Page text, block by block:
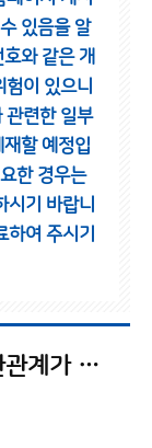
있음을 알
와 같은 개
이 있으니
관련한 일부
할 예정입
한 경우는
시기 바랍니
여 주시기
적설량은 눈이 많이 온것과 상관관계가 없습니다.